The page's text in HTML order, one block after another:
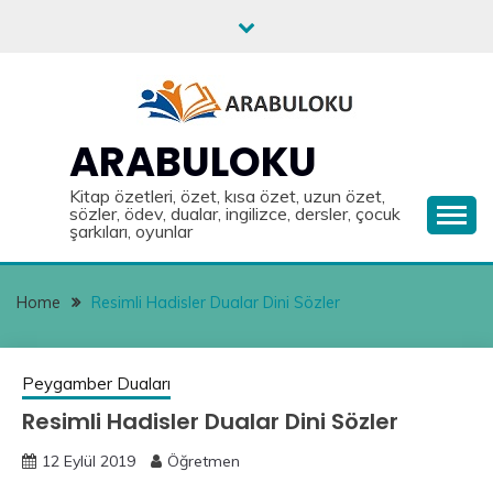
ARABULOKU
Kitap özetleri, özet, kısa özet, uzun özet,
sözler, ödev, dualar, ingilizce, dersler, çocuk
şarkıları, oyunlar
Home Resimli Hadisler Dualar Dini Sözler
Peygamber Duaları
Resimli Hadisler Dualar Dini Sözler
12 Eylül 2019 Öğretmen